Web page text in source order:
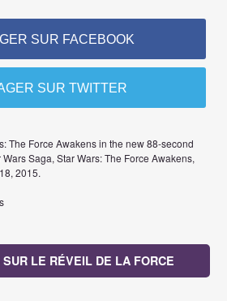
SUR FACEBOOK
SUR TWITTER
The Force Awakens in the new 88-second
Saga, Star Wars: The Force Awakens,
2015.
LE RÉVEIL DE LA FORCE